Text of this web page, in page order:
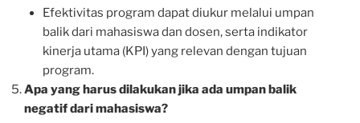
Efektivitas program dapat diukur melalui umpan
balik dari mahasiswa dan dosen, serta indikator
kinerja utama (KPI) yang relevan dengan tujuan
program.
Apa yang harus dilakukan jika ada umpan balik
negatif dari mahasiswa?